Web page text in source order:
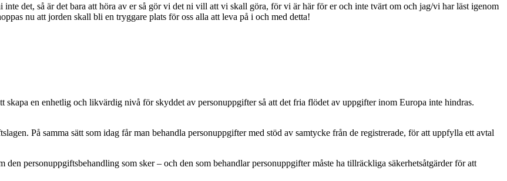
det, så är det bara att höra av er så gör vi det ni vill att vi skall göra, för vi är här för er och inte tvärt om och jag/vi har läst igenom
nu att jorden skall bli en tryggare plats för oss alla att leva på i och med detta!
en enhetlig och likvärdig nivå för skyddet av personuppgifter så att det fria flödet av uppgifter inom Europa inte hindras.
På samma sätt som idag får man behandla personuppgifter med stöd av samtycke från de registrerade, för att uppfylla ett avtal
personuppgiftsbehandling som sker – och den som behandlar personuppgifter måste ha tillräckliga säkerhetsåtgärder för att